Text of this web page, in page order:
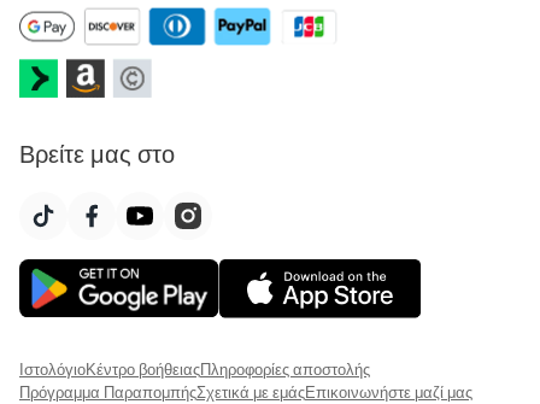
Βρείτε μας στο
ΙστολόγιοΚέντρο βοήθειαςΠληροφορίες αποστολής
Πρόγραμμα ΠαραπομπήςΣχετικά με εμάςΕπικοινωνήστε μαζί μας